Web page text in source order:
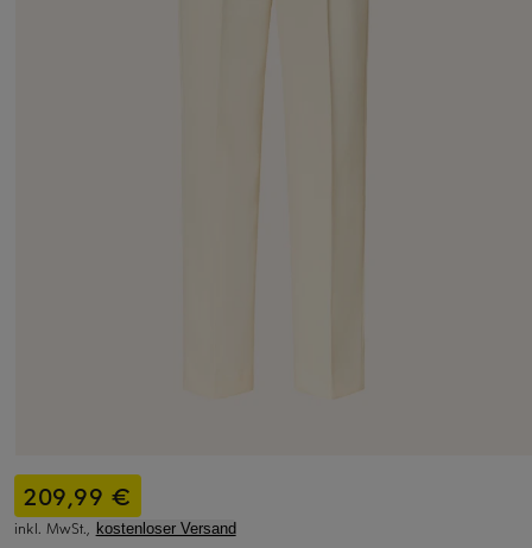
209,99 €
inkl. MwSt., kostenloser Versand